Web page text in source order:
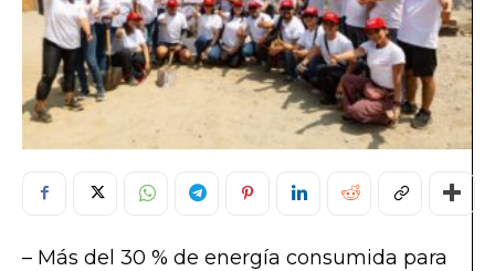
– Más del 30 % de energía consumida para